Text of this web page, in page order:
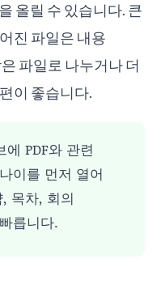
올릴 수 있습니다. 큰
진 파일은 내용
파일로 나누거나 더
이 좋습니다.
PDF와 관련
이를 먼저 열어
목차, 회의
릅니다.